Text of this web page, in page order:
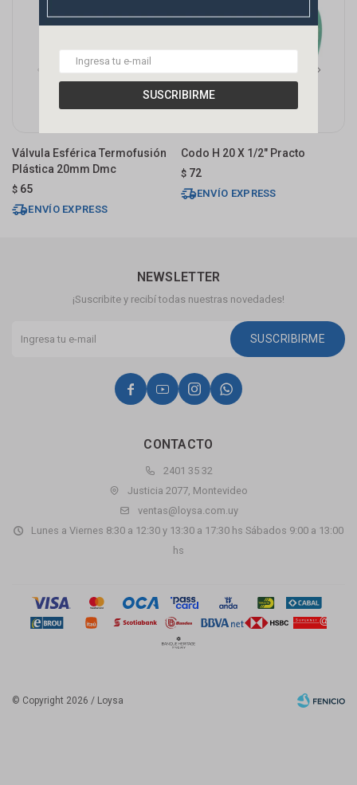
SUSCRIBIRME
Válvula Esférica Termofusión
Plástica 20mm Dmc
$ 65
ENVÍO EXPRESS
Codo H 20 X 1/2" Practo
$ 72
ENVÍO EXPRESS
CONTACTO
2401 35 32
Justicia 2077, Montevideo
ventas@loysa.com.uy
Lunes a Viernes 8:30 a 12:30 y 13:30 a 17:30 hs Sábados 9:00 a 13:00
hs
NEWSLETTER
¡Suscribite y recibí todas nuestras novedades!
SUSCRIBIRME
   
© Copyright 2026 / Loysa